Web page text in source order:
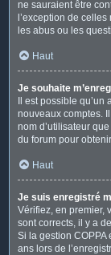
ne sauraient être
l’exception de
les abus ou les
Haut
Je souhaite
Il est possible
nouveaux comptes.
nom d’utilisateur
du forum pour
Haut
Je suis enregistré
Vérifiez, en premier,
sont corrects, il y a
Si la gestion
ans lors de